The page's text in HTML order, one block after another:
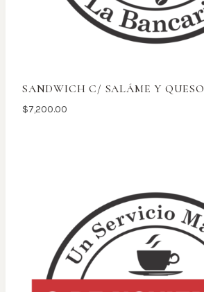
SANDWICH C/ SALÁME Y QUESO
$7,200.00